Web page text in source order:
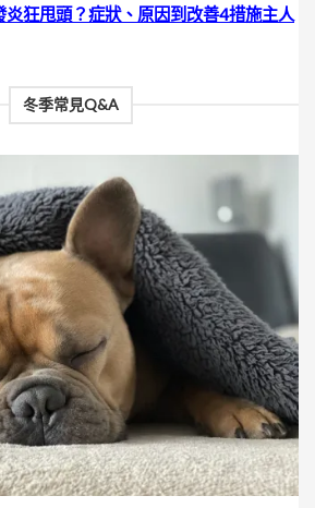
炎狂甩頭？症狀、原因到改善4措施主人
冬季常見Q&A